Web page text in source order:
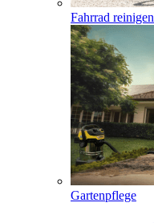
Fahrrad reinigen
Gartenpflege